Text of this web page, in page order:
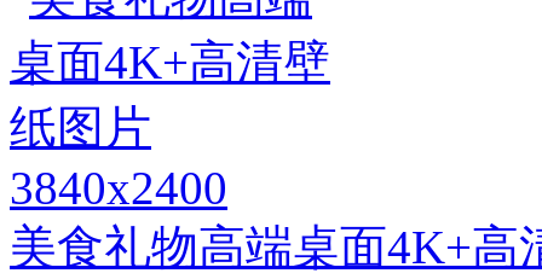
3840x2400
美食礼物高端桌面4K+高